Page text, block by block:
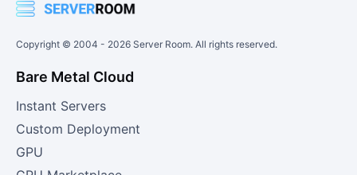
Copyright © 2004 - 2026 Server Room. All rights reserved.
Bare Metal Cloud
Instant Servers
Custom Deployment
GPU